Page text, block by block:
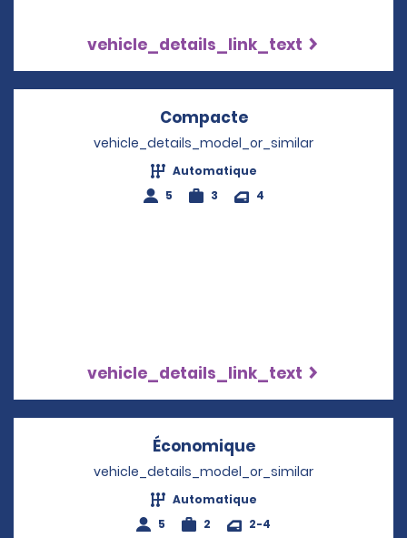
vehicle_details_link_text
CompacteOpens in a new
vehicle_details_model_or_similar
Automatique
5
3 4
vehicle_details_link_text
ÉconomiqueOpens in a new
vehicle_details_model_or_similar
Automatique
5
2 2-4